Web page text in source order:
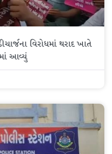
વિરોધમાં થરાદ ખાતે
આવ્યું